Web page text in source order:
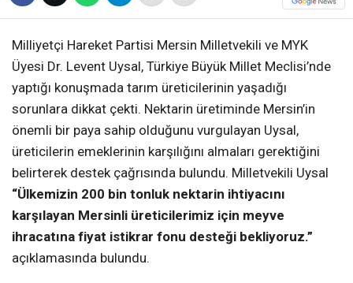
Milliyetçi Hareket Partisi Mersin Milletvekili ve MYK
Üyesi Dr. Levent Uysal, Türkiye Büyük Millet Meclisi’nde
yaptığı konuşmada tarım üreticilerinin yaşadığı
sorunlara dikkat çekti. Nektarin üretiminde Mersin’in
önemli bir paya sahip olduğunu vurgulayan Uysal,
üreticilerin emeklerinin karşılığını almaları gerektiğini
belirterek destek çağrısında bulundu. Milletvekili Uysal
“Ülkemizin 200 bin tonluk nektarin ihtiyacını
karşılayan Mersinli üreticilerimiz için meyve
ihracatına fiyat istikrar fonu desteği bekliyoruz.”
açıklamasında bulundu.